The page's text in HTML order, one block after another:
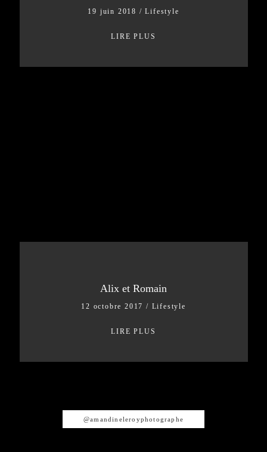
19 juin 2018 /Lifestyle
LIRE PLUS
Alix et Romain
12 octobre 2017 / Lifestyle
LIRE PLUS
@amandineleroyphotographe